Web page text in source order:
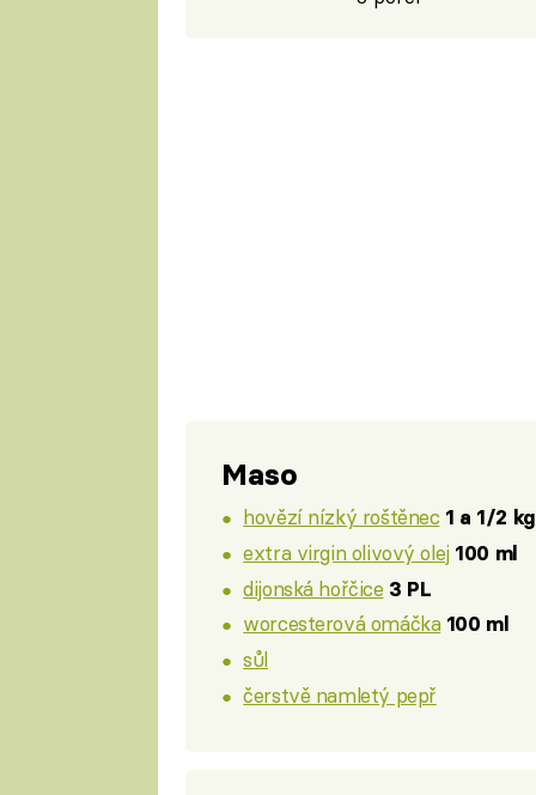
Maso
hovězí nízký roštěnec 1 a 1/2 kg
extra virgin olivový olej 100 ml
dijonská hořčice 3 PL
worcesterová omáčka 100 ml
sůl
čerstvě namletý pepř